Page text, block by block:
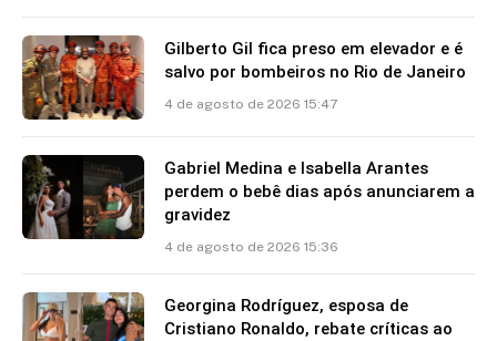
Gilberto Gil fica preso em elevador e é
salvo por bombeiros no Rio de Janeiro
4 de agosto de 2026 15:47
Gabriel Medina e Isabella Arantes
perdem o bebê dias após anunciarem a
gravidez
4 de agosto de 2026 15:36
Georgina Rodríguez, esposa de
Cristiano Ronaldo, rebate críticas ao